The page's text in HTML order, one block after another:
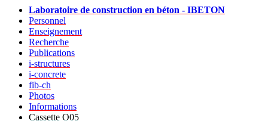
Laboratoire de construction en béton - IBETON
Personnel
Enseignement
Recherche
Publications
i-structures
i-concrete
fib-ch
Photos
Informations
Cassette O05